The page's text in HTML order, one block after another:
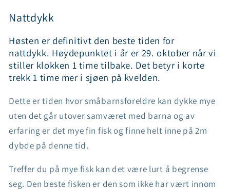
Nattdykk
Høsten er definitivt den beste tiden for
nattdykk. Høydepunktet i år er 29. oktober når vi
stiller klokken 1 time tilbake. Det betyr i korte
trekk 1 time mer i sjøen på kvelden.
Dette er tiden hvor småbarnsforeldre kan dykke mye
uten det går utover samværet med barna og av
erfaring er det mye fin fisk og finne helt inne på 2m
dybde på denne tid.
Treffer du på mye fisk kan det være lurt å begrense
seg. Den beste fisken er den som ikke har vært innom